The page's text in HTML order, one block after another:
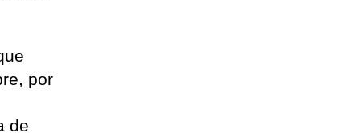
por
de